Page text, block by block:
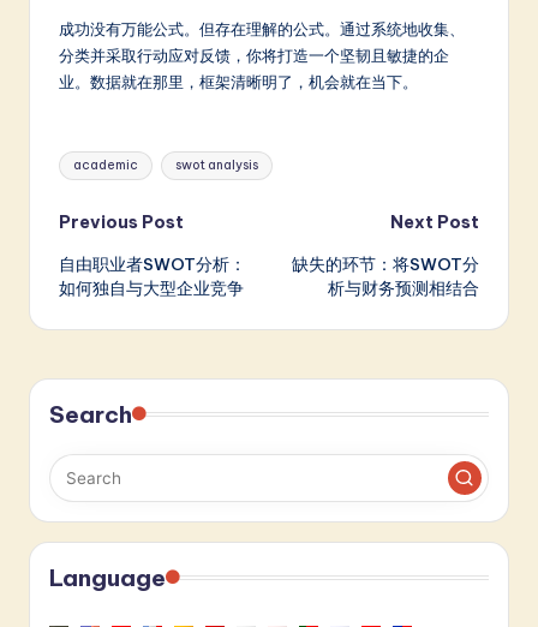
成功没有万能公式。但存在理解的公式。通过系统地收集、
分类并采取行动应对反馈，你将打造一个坚韧且敏捷的企
业。数据就在那里，框架清晰明了，机会就在当下。
Tags:
academic swot analysis
Post
navigation
Previous Post
自由职业者SWOT分析：
如何独自与大型企业竞争
Next Post
缺失的环节：将SWOT分
析与财务预测相结合
Search
Language